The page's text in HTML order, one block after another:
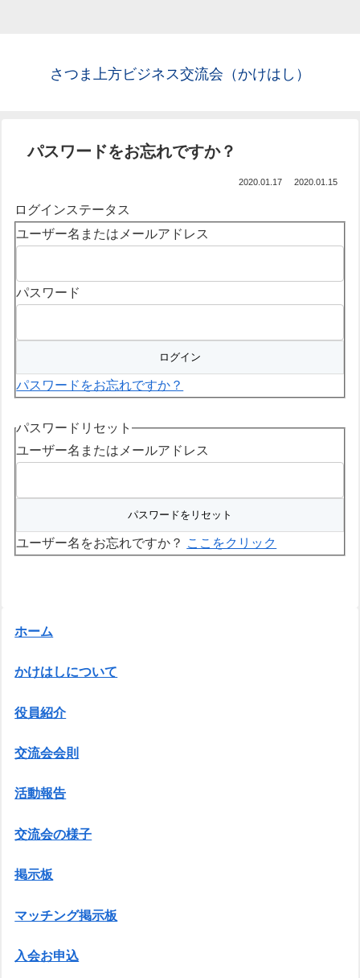
さつま上方ビジネス交流会（かけはし）
パスワードをお忘れですか？
2020.01.17 2020.01.15
ログインステータス
ユーザー名またはメールアドレス
パスワード
パスワードをお忘れですか？
パスワードリセット
ユーザー名またはメールアドレス
ユーザー名をお忘れですか？ ここをクリック
ホーム
かけはしについて
役員紹介
交流会会則
活動報告
交流会の様子
掲示板
マッチング掲示板
入会お申込